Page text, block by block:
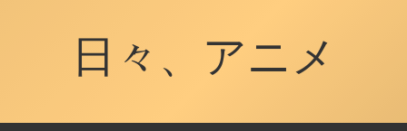
日々、アニメ